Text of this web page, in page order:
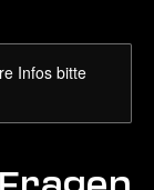
Infos bitte